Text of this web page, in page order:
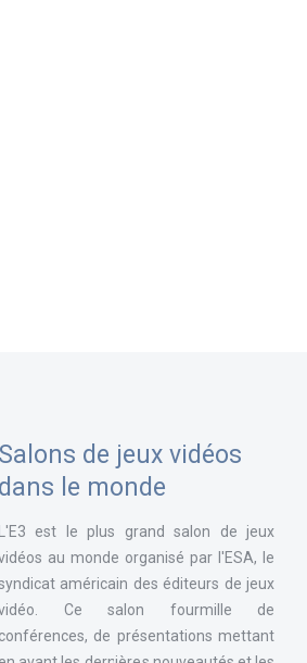
Salons de jeux vidéos
dans le monde
L'E3 est le plus grand salon de jeux
au monde organisé par l'ESA, le
américain des éditeurs de jeux
Ce salon fourmille de
conférences, de présentations mettant